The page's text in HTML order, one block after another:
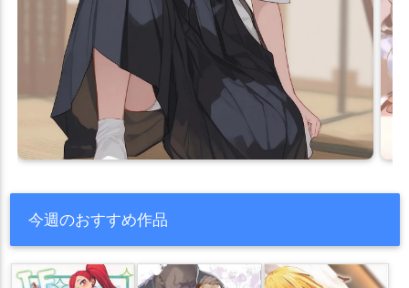
今週のおすすめ作品